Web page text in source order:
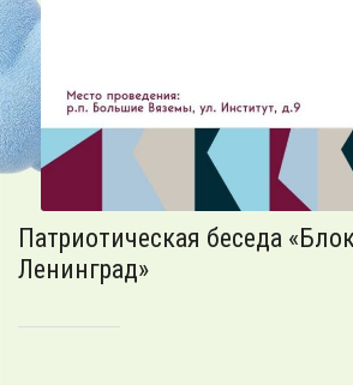
Патриотическая беседа
Ленинград»